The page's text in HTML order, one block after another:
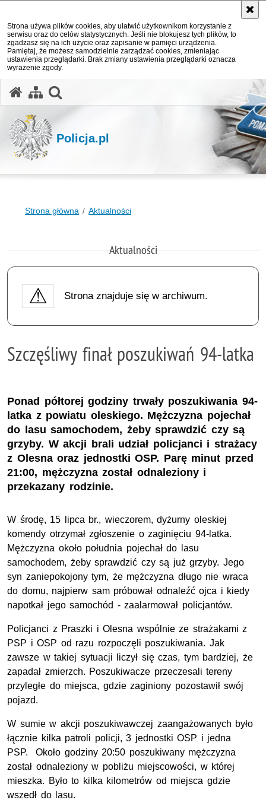
Strona używa plików cookies, aby ułatwić użytkownikom korzystanie z
serwisu oraz do celów statystycznych. Jeśli nie blokujesz tych plików, to
zgadzasz się na ich użycie oraz zapisanie w pamięci urządzenia.
Pamiętaj, że możesz samodzielnie zarządzać cookies, zmieniając
ustawienia przeglądarki. Brak zmiany ustawienia przeglądarki oznacza
wyrażenie zgody.
Policja.pl
Strona główna Aktualności
Aktualności
Strona znajduje się w archiwum.
Szczęśliwy finał poszukiwań 94-latka
Ponad półtorej godziny trwały poszukiwania 94-
latka z powiatu oleskiego. Mężczyzna pojechał
do lasu samochodem, żeby sprawdzić czy są
grzyby. W akcji brali udział policjanci i strażacy
z Olesna oraz jednostki OSP. Parę minut przed
21:00, mężczyzna został odnaleziony i
przekazany rodzinie.
W środę, 15 lipca br., wieczorem, dyżurny oleskiej
komendy otrzymał zgłoszenie o zaginięciu 94-latka.
Mężczyzna około południa pojechał do lasu
samochodem, żeby sprawdzić czy są już grzyby. Jego
syn zaniepokojony tym, że mężczyzna długo nie wraca
do domu, najpierw sam próbował odnaleźć ojca i kiedy
napotkał jego samochód - zaalarmował policjantów.
Policjanci z Praszki i Olesna wspólnie ze strażakami z
PSP i OSP od razu rozpoczęli poszukiwania. Jak
zawsze w takiej sytuacji liczył się czas, tym bardziej, że
zapadał zmierzch. Poszukiwacze przeczesali tereny
przyległe do miejsca, gdzie zaginiony pozostawił swój
pojazd.
W sumie w akcji poszukiwawczej zaangażowanych było
łącznie kilka patroli policji, 3 jednostki OSP i jedna
PSP. Około godziny 20:50 poszukiwany mężczyzna
został odnaleziony w pobliżu miejscowości, w której
mieszka. Było to kilka kilometrów od miejsca gdzie
wszedł do lasu.